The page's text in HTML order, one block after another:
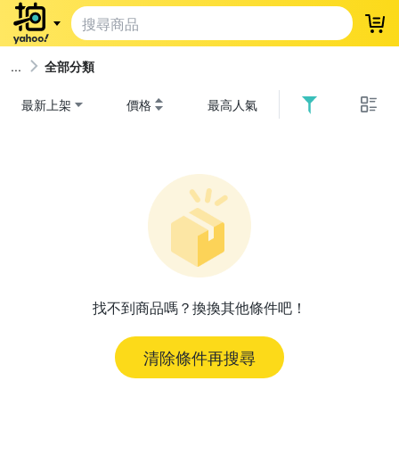
登
全部分類
最新上架 價格 最高人氣
找不到商品嗎？換換其他條件吧！
清除條件再搜尋